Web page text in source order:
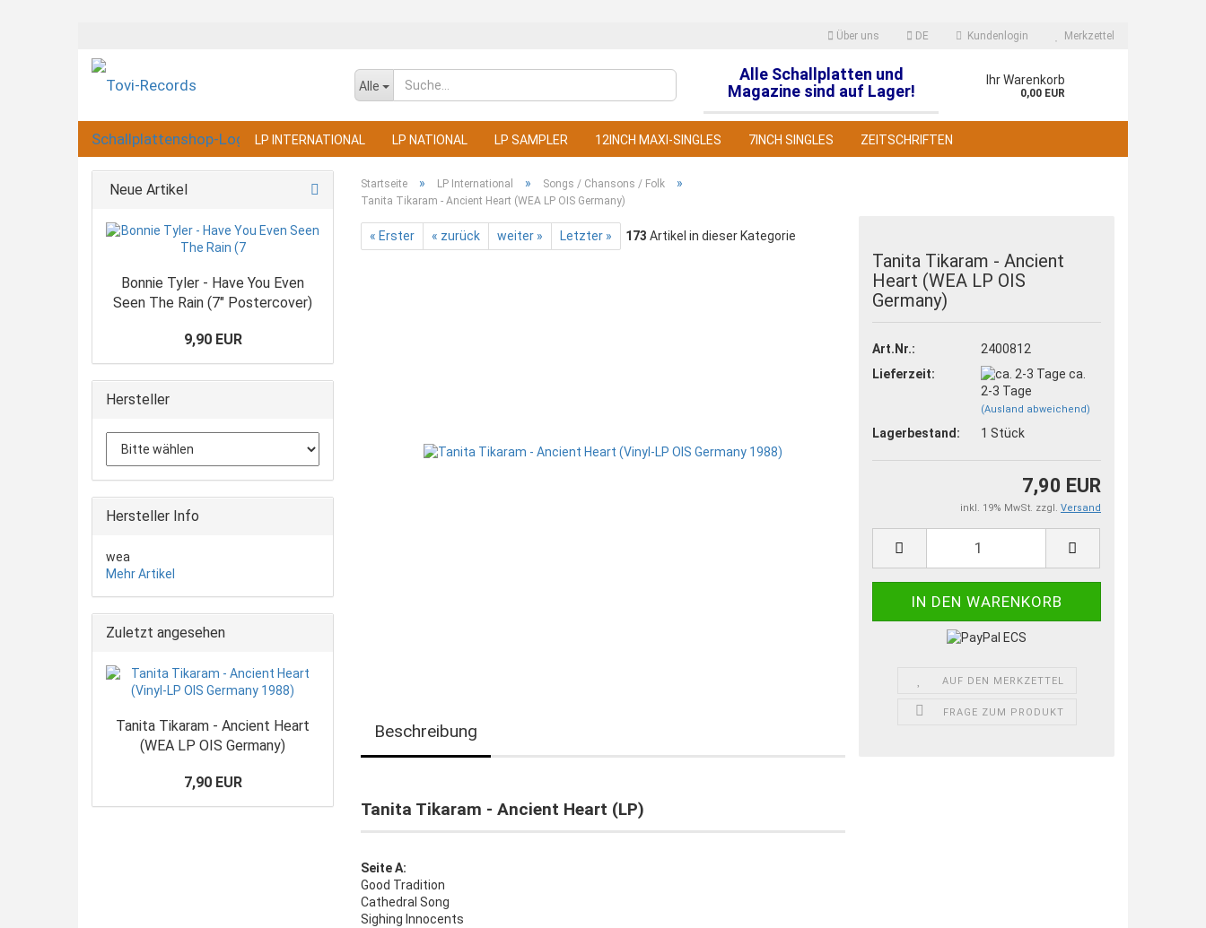
Über uns DE
Sprache auswählen
Kundenlogin
Passwort vergessen?
Merkzettel
Alle
Alle Schallplatten und
Magazine sind auf Lager!
Ihr Warenkorb
0,00 EUR
LP INTERNATIONAL LP NATIONAL LP SAMPLER 12INCH MAXI-SINGLES 7INCH SINGLES ZEITSCHRIFTEN
Startseite » LP International » Songs / Chansons / Folk »
Tanita Tikaram - Ancient Heart (WEA LP OIS Germany)
« Erster « zurück weiter » Letzter » 173 Artikel in dieser Kategorie
Tanita Tikaram - Ancient
Heart (WEA LP OIS
Germany)
Art.Nr.:
2400812
Lieferzeit:
ca.
2-3 Tage
(Ausland abweichend)
Lagerbestand: 1Stück
7,90 EUR
inkl. 19% MwSt. zzgl. Versand
AUF DEN MERKZETTEL
FRAGE ZUM PRODUKT
Beschreibung
Tanita Tikaram - Ancient Heart (LP)
Seite A:
Good Tradition
Cathedral Song
Sighing Innocents
Neue Artikel
Bonnie Tyler - Have You Even
Seen The Rain (7" Postercover)
9,90 EUR
Hersteller
Hersteller Info
wea
Mehr Artikel
Zuletzt angesehen
Tanita Tikaram - Ancient Heart
(WEA LP OIS Germany)
7,90 EUR